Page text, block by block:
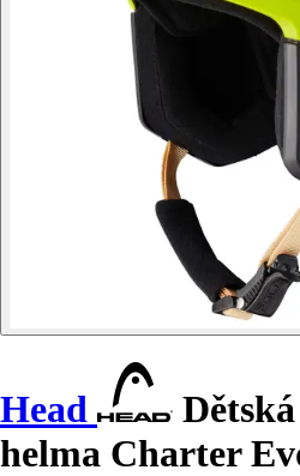
Head
helma Charter